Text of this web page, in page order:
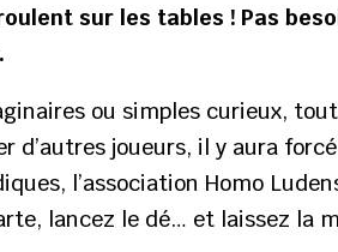
sur les tables ! Pas
ou simples curieux,
d’autres joueurs, il y aura
l’association Homo
lancez le dé… et laissez la